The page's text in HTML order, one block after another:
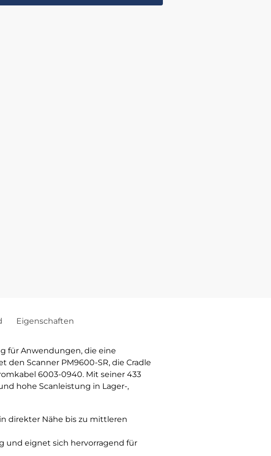
Eigenschaften
für Anwendungen, die eine
den Scanner PM9600-SR, die Cradle
6003-0940. Mit seiner 433
hohe Scanleistung in Lager-,
direkter Nähe bis zu mittleren
und eignet sich hervorragend für